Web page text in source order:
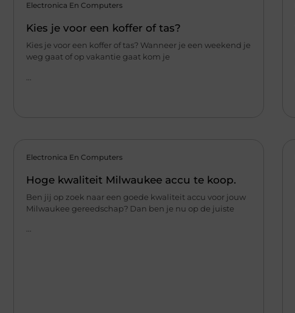
Electronica En Computers
Kies je voor een koffer of tas?
Kies je voor een koffer of tas? Wanneer je een weekend je
weg gaat of op vakantie gaat kom je
Electronica En Computers
Hoge kwaliteit Milwaukee accu te koop.
Ben jij op zoek naar een goede kwaliteit accu voor jouw
Milwaukee gereedschap? Dan ben je nu op de juiste